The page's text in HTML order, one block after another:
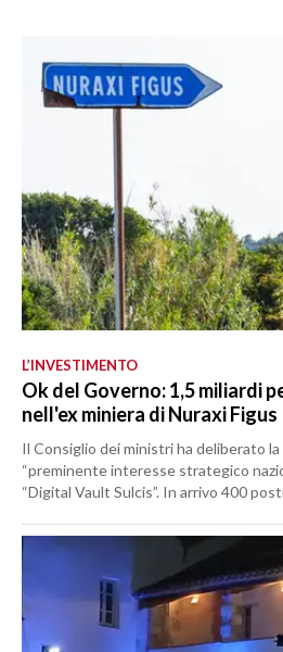
L’INVESTIMENTO
Ok del Governo: 1,5 miliardi
nell'ex miniera di Nuraxi Figus
Il Consiglio dei ministri ha deliberato
“preminente interesse strategico
“Digital Vault Sulcis”. In arrivo 400